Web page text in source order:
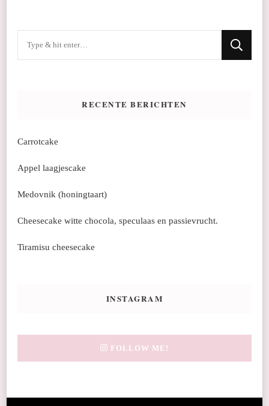
RECENTE BERICHTEN
Carrotcake
Appel laagjescake
Medovnik (honingtaart)
Cheesecake witte chocola, speculaas en passievrucht.
Tiramisu cheesecake
INSTAGRAM
FOLLOW ME!